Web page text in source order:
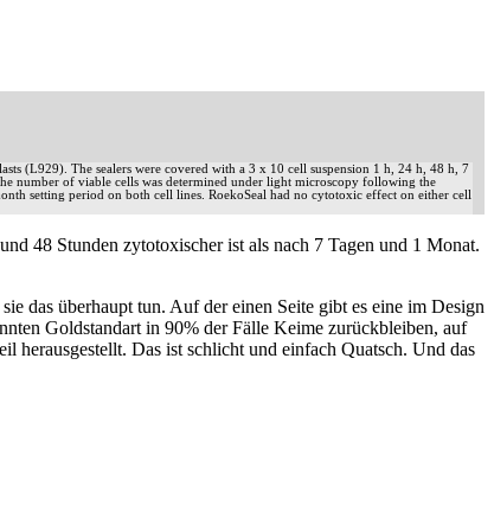
(L929). The sealers were covered with a 3 x 10 cell suspension 1 h, 24 h, 48 h, 7
number of viable cells was determined under light microscopy following the
setting period on both cell lines. RoekoSeal had no cytotoxic effect on either cell
48 Stunden zytotoxischer ist als nach 7 Tagen und 1 Monat.
das überhaupt tun. Auf der einen Seite gibt es eine im Design
Goldstandart in 90% der Fälle Keime zurückbleiben, auf
herausgestellt. Das ist schlicht und einfach Quatsch. Und das